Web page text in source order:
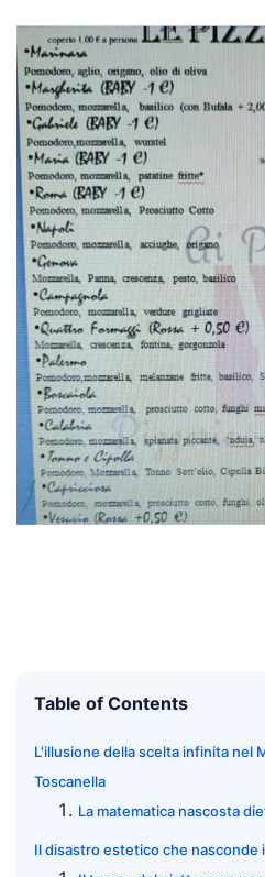
Table of Contents
L'illusione della scelta infinita nel
Toscanella
La matematica nascosta
Il disastro estetico che nasconde